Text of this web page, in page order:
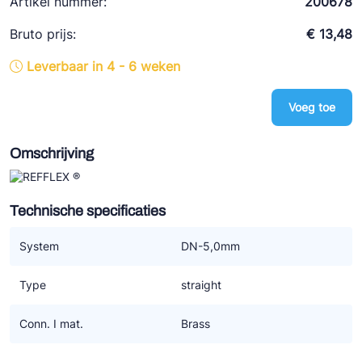
Ziehl-Abegg
ESK Schultze
TEKLAB
Bruto prijs:
€ 13,48
Leverbaar in 4 - 6 weken
Voeg toe
Omschrijving
Technische specificaties
System DN-5,0mm
Type straight
Conn. I mat. Brass